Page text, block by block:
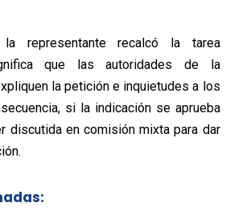
representante recalcó la tarea
que las autoridades de la
la petición e inquietudes a los
si la indicación se aprueba
discutida en comisión mixta para dar